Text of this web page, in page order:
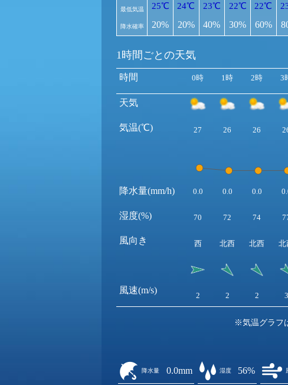
最低気温
降水確率
25℃
20%
24℃
20%
23℃
40%
22℃
30%
22℃
60%
1時間ごとの天気
時間
天気
気温(℃)
降水量(mm/h)
湿度(%)
風向き
風速(m/s)
0時 1時 2時 3
27 26 26
0.0 0.0 0.0
70 72 74
西 北西 北西 北
2 2 2 3
※気温グラフ
降水量 0.0mm 湿度 56%